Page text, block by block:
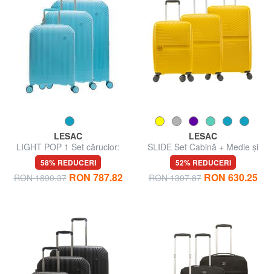
LESAC
LIGHT POP 1 Set cărucior:
cabina+mediu și mare
extensibil
58% REDUCERI
RON 1890.37 RON 787.82
LESAC
SLIDE Set Cabină + Medie și
Mare extensibilă, ultra-
rezistent
52% REDUCERI
RON 1307.87 RON 630.25